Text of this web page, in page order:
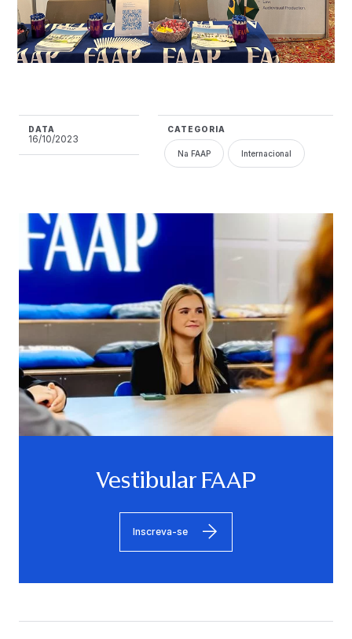
DATA
16/10/2023
CATEGORIA
Na FAAP Internacional
Vestibular FAAP
Inscreva-se